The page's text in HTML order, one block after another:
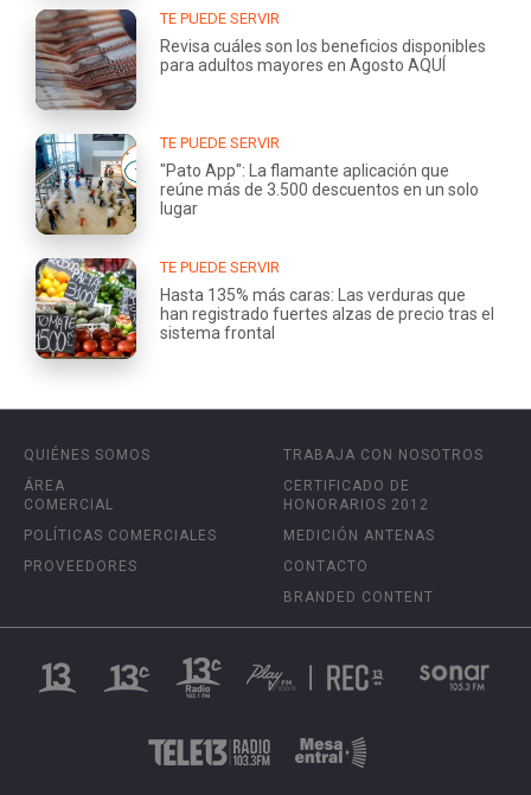
TE PUEDE SERVIR
Revisa cuáles son los beneficios disponibles
para adultos mayores en Agosto AQUÍ
TE PUEDE SERVIR
"Pato App": La flamante aplicación que
reúne más de 3.500 descuentos en un solo
lugar
TE PUEDE SERVIR
Hasta 135% más caras: Las verduras que
han registrado fuertes alzas de precio tras el
sistema frontal
QUIÉNES SOMOS
ÁREA
COMERCIAL
POLÍTICAS COMERCIALES
PROVEEDORES
TRABAJA CON NOSOTROS
CERTIFICADO DE
HONORARIOS 2012
MEDICIÓN ANTENAS
CONTACTO
BRANDED CONTENT